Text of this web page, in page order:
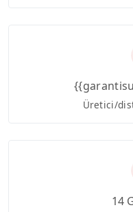
Üretici/
14